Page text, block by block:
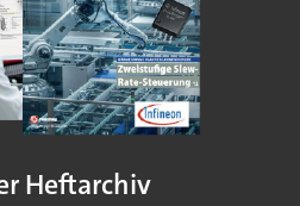
Heftarchiv